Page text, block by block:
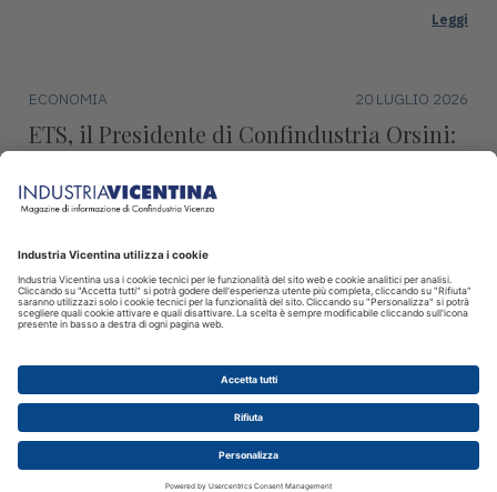
Leggi
ECONOMIA 20 LUGLIO 2026
ETS, il Presidente di Confindustria Orsini:
europea"
l’occupazione e la sovranità europea.
Leggi
© 2026 INDUSTRIA VICENTINA - Editore I.P.I srl, Piazza Castello 3
Vicenza - CF e P.IVA 00341780245 - Reg. Trib. Vicenza 431 del
12.2.1982 - Dir. resp. Simone Sinico
Disclaimer
Cookie Privacy sito